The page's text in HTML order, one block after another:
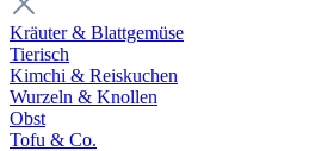
Kräuter & Blattgemüse
Tierisch
Kimchi & Reiskuchen
Wurzeln & Knollen
Obst
Tofu & Co.